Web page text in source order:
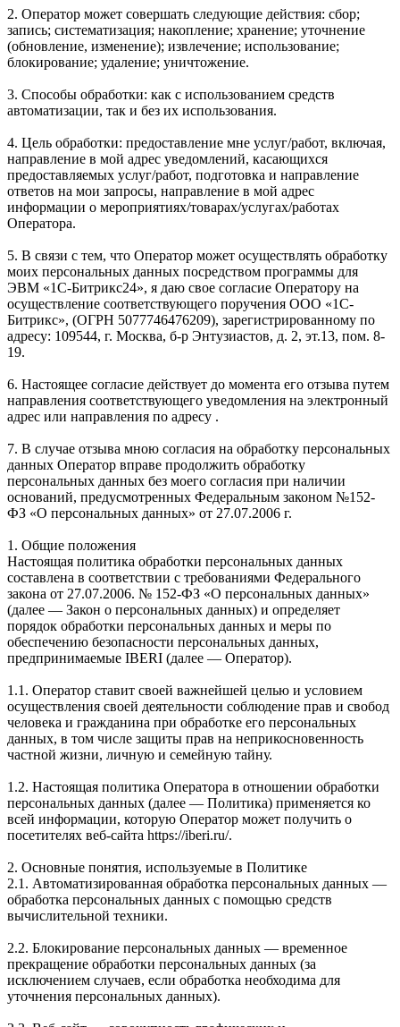
2. Оператор может совершать следующие действия: сбор;
запись; систематизация; накопление; хранение; уточнение
(обновление, изменение); извлечение; использование;
блокирование; удаление; уничтожение.
3. Способы обработки: как с использованием средств
автоматизации, так и без их использования.
4. Цель обработки: предоставление мне услуг/работ, включая,
направление в мой адрес уведомлений, касающихся
предоставляемых услуг/работ, подготовка и направление
ответов на мои запросы, направление в мой адрес
информации о мероприятиях/товарах/услугах/работах
Оператора.
5. В связи с тем, что Оператор может осуществлять обработку
моих персональных данных посредством программы для
ЭВМ «1С-Битрикс24», я даю свое согласие Оператору на
осуществление соответствующего поручения ООО «1С-
Битрикс», (ОГРН 5077746476209), зарегистрированному по
адресу: 109544, г. Москва, б-р Энтузиастов, д. 2, эт.13, пом. 8-
19.
6. Настоящее согласие действует до момента его отзыва путем
направления соответствующего уведомления на электронный
адрес или направления по адресу .
7. В случае отзыва мною согласия на обработку персональных
данных Оператор вправе продолжить обработку
персональных данных без моего согласия при наличии
оснований, предусмотренных Федеральным законом №152-
ФЗ «О персональных данных» от 27.07.2006 г.
1. Общие положения
Настоящая политика обработки персональных данных
составлена в соответствии с требованиями Федерального
закона от 27.07.2006. № 152-ФЗ «О персональных данных»
(далее — Закон о персональных данных) и определяет
порядок обработки персональных данных и меры по
обеспечению безопасности персональных данных,
предпринимаемые IBERI (далее — Оператор).
1.1. Оператор ставит своей важнейшей целью и условием
осуществления своей деятельности соблюдение прав и свобод
человека и гражданина при обработке его персональных
данных, в том числе защиты прав на неприкосновенность
частной жизни, личную и семейную тайну.
1.2. Настоящая политика Оператора в отношении обработки
персональных данных (далее — Политика) применяется ко
всей информации, которую Оператор может получить о
посетителях веб-сайта https://iberi.ru/.
2. Основные понятия, используемые в Политике
2.1. Автоматизированная обработка персональных данных —
обработка персональных данных с помощью средств
вычислительной техники.
2.2. Блокирование персональных данных — временное
прекращение обработки персональных данных (за
исключением случаев, если обработка необходима для
уточнения персональных данных).